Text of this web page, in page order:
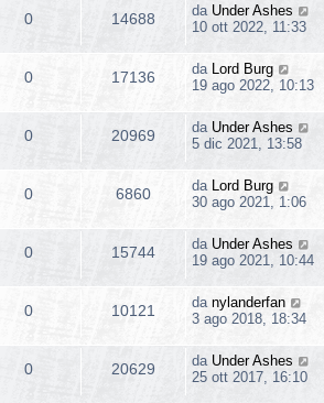
0 14688 da Under Ashes
10 ott 2022, 11:33
0 17136 da Lord Burg
19 ago 2022, 10:13
0 20969 da Under Ashes
5 dic 2021, 13:58
0 6860 da Lord Burg
30 ago 2021, 1:06
0 15744 da Under Ashes
19 ago 2021, 10:44
0 10121 da nylanderfan
3 ago 2018, 18:34
0 20629 da Under Ashes
25 ott 2017, 16:10